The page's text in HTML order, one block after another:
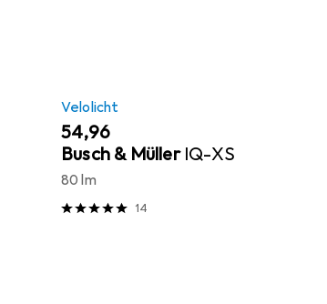
Velolicht
EUR
54,96
Busch & Müller IQ-XS
80 lm
14